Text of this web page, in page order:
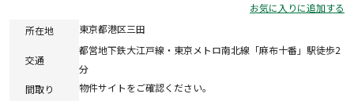
お気に入りに追加する
所在地
東京都港区三田
交通
都営地下鉄大江戸線・東京メトロ南北線「麻布十番」駅徒歩2
分
間取り 物件サイトをご確認ください。